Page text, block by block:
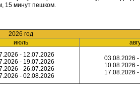
15 минут пешком.
2026 год
июль
- 12.07.2026
- 19.07.2026
- 26.07.2026
- 02.08.2026
03.08.2026
10.08.2026
17.08.2026